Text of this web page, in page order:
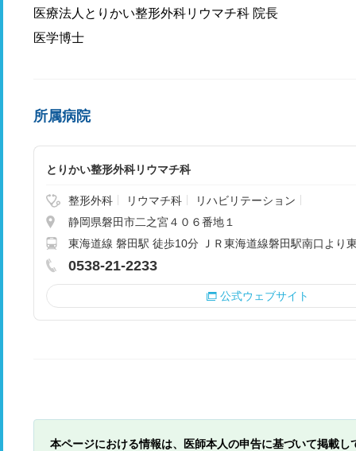
医療法人とりかい整形外科リウマチ科 院長
医学博士
所属病院
とりかい整形外科リウマチ科
整形外科 リウマチ科
リハビリテーション
静岡県磐田市二之宮４０６番地１
東海道線 磐田駅 徒歩10分 ＪＲ東海道線磐田駅南口より
0538-21-2233
公式ウェブサイト
本ページにおける情報は、医師本人の申告に基づいて掲載